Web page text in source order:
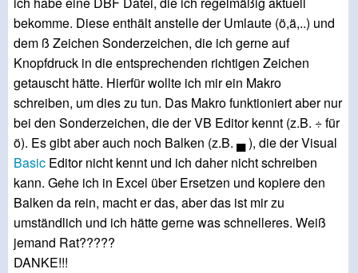
bekomme. Diese enthält anstelle der Umlaute (ö,ä,..) und
dem ß Zeichen Sonderzeichen, die ich gerne auf
Knopfdruck in die entsprechenden richtigen Zeichen
getauscht hätte. Hierfür wollte ich mir ein Makro
schreiben, um dies zu tun. Das Makro funktioniert aber nur
bei den Sonderzeichen, die der VB Editor kennt (z.B. ÷ für
ö). Es gibt aber auch noch Balken (z.B. ▄ ), die der Visual
Basic Editor nicht kennt und ich daher nicht schreiben
kann. Gehe ich in Excel über Ersetzen und kopiere den
Balken da rein, macht er das, aber das ist mir zu
umständlich und ich hätte gerne was schnelleres. Weiß
jemand Rat?????
DANKE!!!